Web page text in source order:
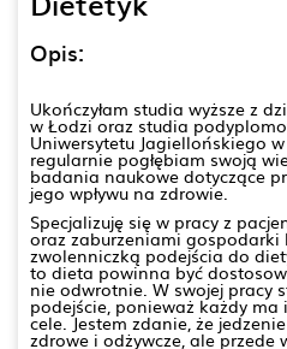
Opis:
Ukończyłam studia wyższe z
w Łodzi oraz studia
Uniwersytetu Jagiellońskiego
regularnie pogłębiam swoją
badania naukowe dotyczące
jego wpływu na zdrowie.
Specjalizuję się w pracy z
oraz zaburzeniami gospodarki
zwolenniczką podejścia do
to dieta powinna być
nie odwrotnie. W swojej pracy
podejście, ponieważ każdy
cele. Jestem zdanie, że
zdrowe i odżywcze, ale przede